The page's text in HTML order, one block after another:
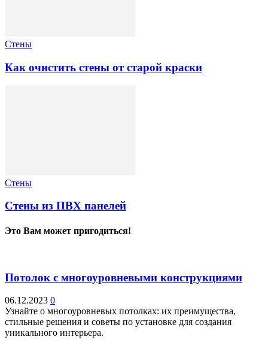
Стены
Как очистить стены от старой краски
Стены
Стены из ПВХ панелей
Это Вам может пригодиться!
Потолок с многоуровневыми конструкциями
06.12.2023 0
Узнайте о многоуровневых потолках: их преимущества,
стильные решения и советы по установке для создания
уникального интерьера.